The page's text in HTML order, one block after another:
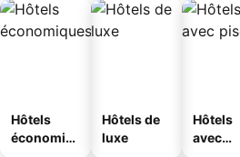
Hôtels
économiq
Hôtels de
luxe
Hôtels
avec